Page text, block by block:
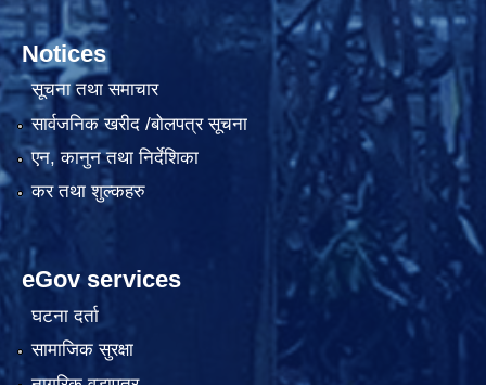
Notices
सूचना तथा समाचार
सार्वजनिक खरीद /बोलपत्र सूचना
एन, कानुन तथा निर्देशिका
कर तथा शुल्कहरु
eGov services
घटना दर्ता
सामाजिक सुरक्षा